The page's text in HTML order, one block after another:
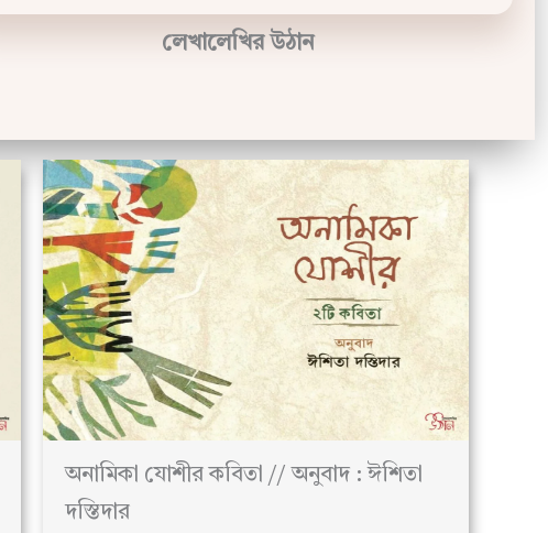
লেখালেখির উঠান
অনামিকা যোশীর কবিতা // অনুবাদ : ঈশিতা
দস্তিদার